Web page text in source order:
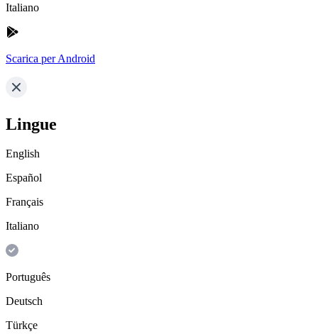
Italiano
Scarica per Android
Lingue
English
Español
Français
Italiano
Português
Deutsch
Türkçe